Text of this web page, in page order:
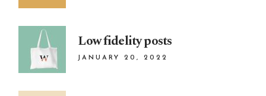
Low fidelity posts
JANUARY 20, 2022